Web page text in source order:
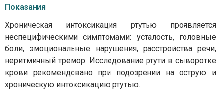
Показания
Хроническая интоксикация ртутью проявляется
неспецифическими симптомами: усталость, головные
боли, эмоциональные нарушения, расстройства речи,
неритмичный тремор. Исследование ртути в сыворотке
крови рекомендовано при подозрении на острую и
хроническую интоксикацию ртутью.